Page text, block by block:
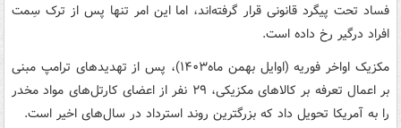
فساد تحت پیگرد قانونی قرار گرفته‌اند، اما این امر تنها پس از ترک سِمت
افراد درگیر رخ داده است.
مکزیک اواخر فوریه (اوایل بهمن ماه۱۴۰۳)، پس از تهدیدهای ترامپ مبنی
بر اعمال تعرفه بر کالاهای مکزیکی، ۲۹ نفر از اعضای کارتل‌های مواد مخدر
را به آمریکا تحویل داد که بزرگترین روند استرداد در سال‌های اخیر است.